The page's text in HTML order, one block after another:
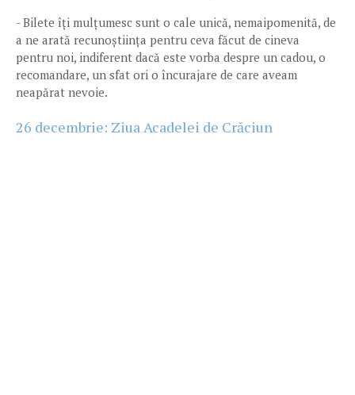
- Bilete îți mulțumesc sunt o cale unică, nemaipomenită, de
a ne arată recunoștiința pentru ceva făcut de cineva
pentru noi, indiferent dacă este vorba despre un cadou, o
recomandare, un sfat ori o încurajare de care aveam
neapărat nevoie.
26 decembrie: Ziua Acadelei de Crăciun